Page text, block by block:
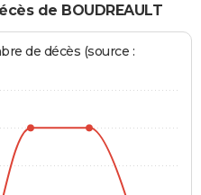
de BOUDREAULT
de décès (source :